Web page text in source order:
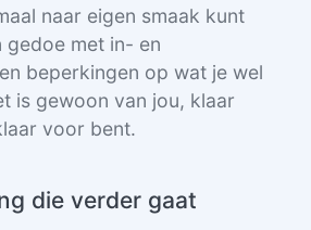
naar eigen smaak kunt
gedoe met in- en
beperkingen op wat je wel
is gewoon van jou, klaar
voor bent.
die verder gaat